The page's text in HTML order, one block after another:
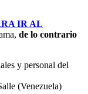
IR AL
de lo contrario
y personal del
(Venezuela)